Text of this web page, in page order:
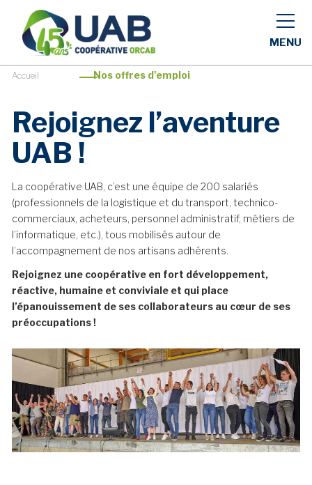
MENU
Accueil Nos offres d'emploi
Rejoignez l’aventure
UAB !
La coopérative UAB, c’est une équipe de 200 salariés
(professionnels de la logistique et du transport, technico-
commerciaux, acheteurs, personnel administratif, métiers de
l’informatique, etc.), tous mobilisés autour de
l’accompagnement de nos artisans adhérents.
Rejoignez une coopérative en fort développement,
réactive, humaine et conviviale et qui place
l’épanouissement de ses collaborateurs au cœur de ses
préoccupations !